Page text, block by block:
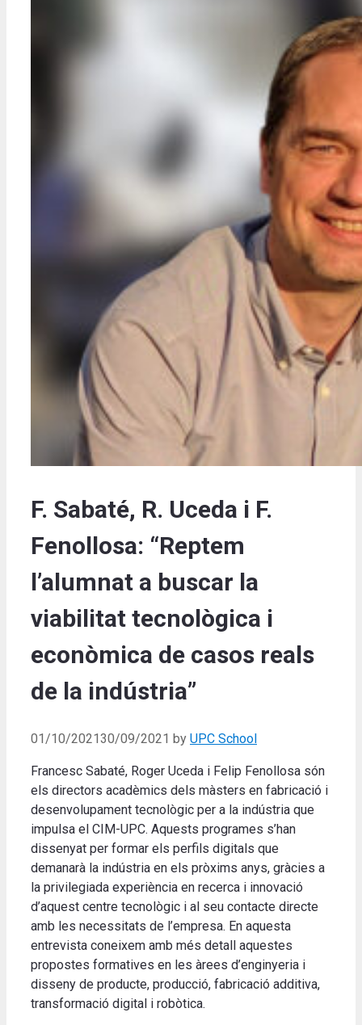
F. Sabaté, R. Uceda i F.
Fenollosa: “Reptem
l’alumnat a buscar la
viabilitat tecnològica i
econòmica de casos reals
de la indústria”
01/10/202130/09/2021 by UPC School
Francesc Sabaté, Roger Uceda i Felip Fenollosa són
els directors acadèmics dels màsters en fabricació i
desenvolupament tecnològic per a la indústria que
impulsa el CIM-UPC. Aquests programes s’han
dissenyat per formar els perfils digitals que
demanarà la indústria en els pròxims anys, gràcies a
la privilegiada experiència en recerca i innovació
d’aquest centre tecnològic i al seu contacte directe
amb les necessitats de l’empresa. En aquesta
entrevista coneixem amb més detall aquestes
propostes formatives en les àrees d’enginyeria i
disseny de producte, producció, fabricació additiva,
transformació digital i robòtica.